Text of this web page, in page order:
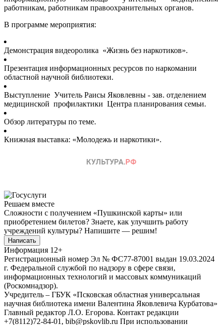
работникам, работникам правоохранительных органов.
В программе мероприятия:
Демонстрация видеоролика «Жизнь без наркотиков».
Презентация информационных ресурсов по наркомании
областной научной библиотеки.
Выступление Учитель Раисы Яковлевны - зав. отделением
медицинской профилактики Центра планирования семьи.
Обзор литературы по теме.
Книжная выставка: «Молодежь и наркотики».
Решаем вместе
Сложности с получением «Пушкинской карты» или
приобретением билетов? Знаете, как улучшить работу
учреждений культуры? Напишите — решим!
Написать
Информация 12+
Регистрационный номер Эл № ФС77-87001 выдан 19.03.2024
г. Федеральной службой по надзору в сфере связи,
информационных технологий и массовых коммуникаций
(Роскомнадзор).
Учредитель – ГБУК «Псковская областная универсальная
научная библиотека имени Валентина Яковлевича Курбатова»
Главный редактор Л.О. Егорова. Контакт редакции
+7(8112)72-84-01, bib@pskovlib.ru При использовании